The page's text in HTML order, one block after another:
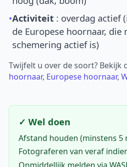
•Activiteit : overdag actief
de Europese hoornaar, die
schemering actief is)
Twijfelt u over de soort? Bekijk
hoornaar, Europese hoornaar,
✓ Wel doen
Afstand houden (minstens 5
Fotograferen van veraf